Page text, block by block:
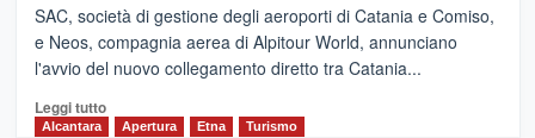
SAC, società di gestione degli aeroporti di Catania e Comiso,
e Neos, compagnia aerea di Alpitour World, annunciano
l'avvio del nuovo collegamento diretto tra Catania...
Leggi tuttoLeggi
Alcantara Apertura Etna Turismo